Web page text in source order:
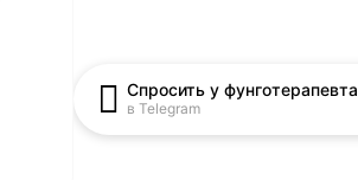
Спросить у фунготерапевта
в Telegram